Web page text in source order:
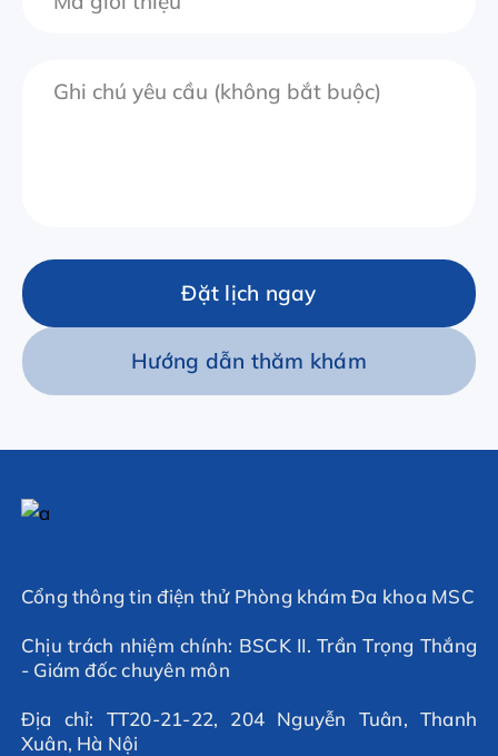
Đặt lịch ngay
Hướng dẫn thăm khám
Cổng thông tin điện thử Phòng khám Đa khoa MSC
Chịu trách nhiệm chính: BSCK II. Trần Trọng Thắng
- Giám đốc chuyên môn
Địa chỉ: TT20-21-22, 204 Nguyễn Tuân, Thanh
Xuân, Hà Nội